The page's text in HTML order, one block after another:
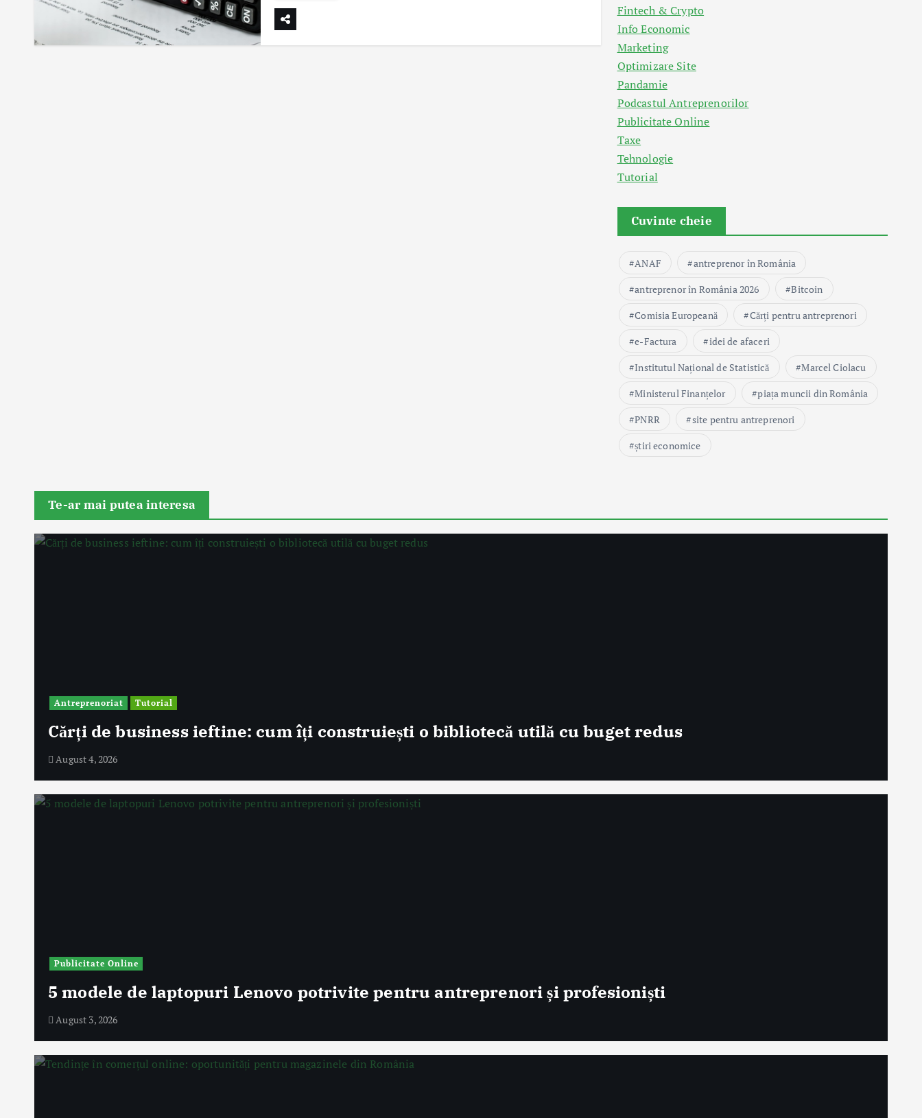
Fintech & Crypto
Info Economic
Marketing
Optimizare Site
Pandamie
Podcastul Antreprenorilor
Publicitate Online
Taxe
Tehnologie
Tutorial
Cuvinte cheie
ANAF
antreprenor în România
antreprenor în România 2026
Bitcoin
Comisia Europeană
Cărți pentru antreprenori
e-Factura
idei de afaceri
Institutul Național de Statistică
Marcel Ciolacu
Ministerul Finanțelor
piața muncii din România
PNRR
site pentru antreprenori
știri economice
Te-ar mai putea interesa
Antreprenoriat Tutorial
Cărți de business ieftine: cum îți construiești o bibliotecă utilă cu buget redus
August 4, 2026
Publicitate Online
5 modele de laptopuri Lenovo potrivite pentru antreprenori și profesioniști
August 3, 2026